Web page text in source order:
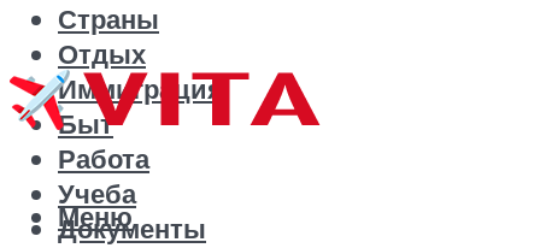
Страны
Отдых
Иммиграция
Быт
Работа
Учеба
Документы
Меню